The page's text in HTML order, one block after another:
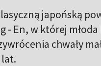
japońską
- En, w której
chwały